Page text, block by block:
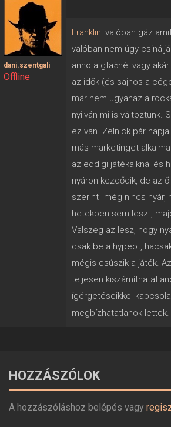
dani.szentgali
Offline
Franklin: valóban gáz
valóban nem úgy
anno a gta5nél vagy
az idők (és sajnos a
már nem ugyanaz a
nyilván mi is változtunk.
ez van. Zelnick pár
más marketinget
az eddigi játékaiknál és
nyáron kezdődik, de az
szerint "még nincs nyár,
hetekben sem lesz",
Valszeg az lesz, hogy
csak be a hypeot,
mégis csúszik a játék.
teljesen
ígérgetéseikkel
megbízhatatlanok lettek.
HOZZÁSZÓLOK
A hozzászóláshoz belépés vagy